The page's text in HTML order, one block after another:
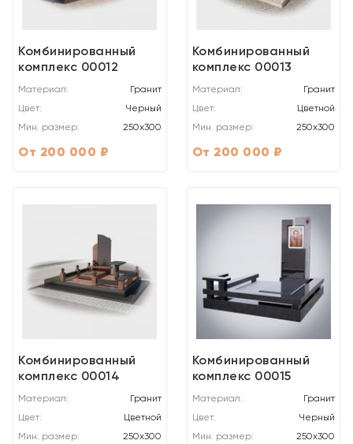
Комбинированный
комплекс 00012
Материал:
Гранит
Цвет:
Черный
Мин. размер:
250x300
От 200 000 ₽
Комбинированный
комплекс 00013
Материал:
Гранит
Цвет:
Цветной
Мин. размер:
250x300
От 200 000 ₽
Комбинированный
комплекс 00014
Материал:
Гранит
Цвет:
Цветной
Мин. размер:
250x300
Комбинированный
комплекс 00015
Материал:
Гранит
Цвет:
Черный
Мин. размер:
250x300